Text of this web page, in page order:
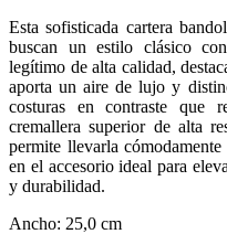
Esta sofisticada cartera
buscan un estilo clásico
legítimo de alta calidad,
aporta un aire de lujo y
costuras en contraste que
cremallera superior de alta
permite llevarla
en el accesorio ideal para
y durabilidad.
Ancho: 25,0 cm